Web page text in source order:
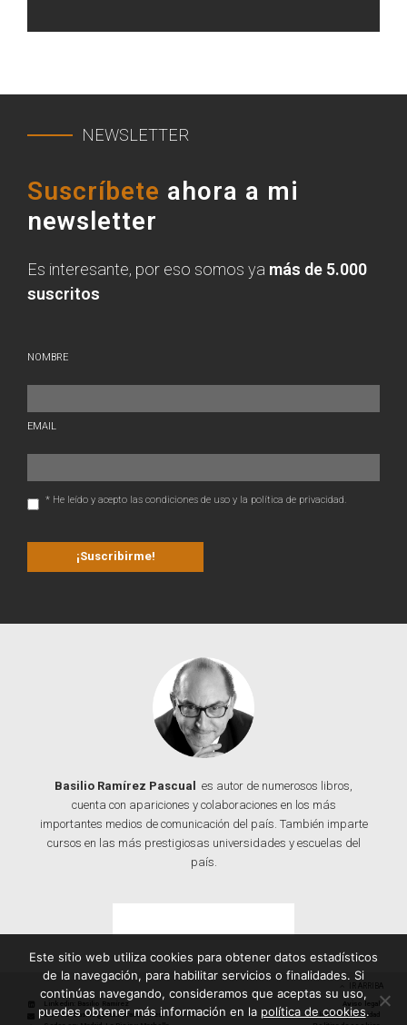
NEWSLETTER
Suscríbete ahora a mi
newsletter
Es interesante, por eso somos ya más de 5.000
suscritos
NOMBRE
EMAIL
* He leído y acepto las condiciones de uso y la política de privacidad.
Basilio Ramírez Pascual
es autor de numerosos libros,
cuenta con apariciones y colaboraciones en los más
importantes medios de comunicación del país. También imparte
cursos en las más prestigiosas universidades y escuelas del
país.
IR ARRIBA
Linkedin: Basilio Ramírez
Correo: basilio@basilioramirez.es
Aviso legal
Política de privacidad
Este sitio web utiliza cookies para obtener datos estadísticos
de la navegación, para habilitar servicios o finalidades. Si
continúas navegando, consideramos que aceptas su uso,
puedes obtener más información en la política de cookies.